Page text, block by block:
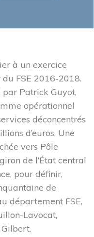
à un exercice
FSE 2016-2018.
Patrick Guyot,
opérationnel
déconcentrés
d’euros. Une
vers Pôle
de l’État central
pour définir,
de
département FSE,
Lavocat,
et Énergétique
transformation
et Énergétique